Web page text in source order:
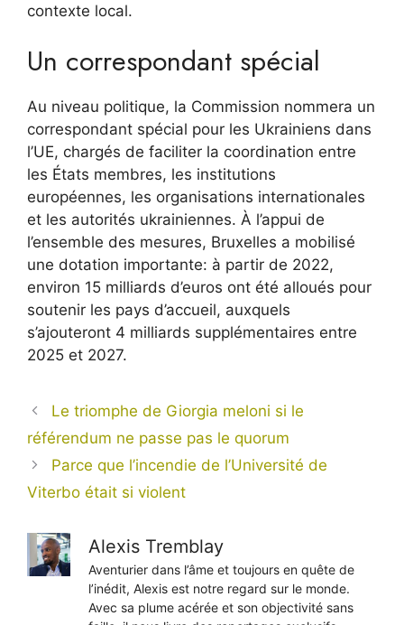
contexte local.
Un correspondant spécial
Au niveau politique, la Commission nommera un
correspondant spécial pour les Ukrainiens dans
l’UE, chargés de faciliter la coordination entre
les États membres, les institutions
européennes, les organisations internationales
et les autorités ukrainiennes. À l’appui de
l’ensemble des mesures, Bruxelles a mobilisé
une dotation importante: à partir de 2022,
environ 15 milliards d’euros ont été alloués pour
soutenir les pays d’accueil, auxquels
s’ajouteront 4 milliards supplémentaires entre
2025 et 2027.
Le triomphe de Giorgia meloni si le
référendum ne passe pas le quorum
Parce que l’incendie de l’Université de
Viterbo était si violent
Alexis Tremblay
Aventurier dans l’âme et toujours en quête de
l’inédit, Alexis est notre regard sur le monde.
Avec sa plume acérée et son objectivité sans